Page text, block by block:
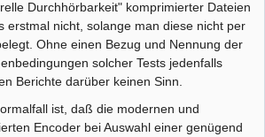
Durchhörbarkeit" komprimierter Dateien
erstmal nicht, solange man diese nicht per
Ohne einen Bezug und Nennung der
solcher Tests jedenfalls
Berichte darüber keinen Sinn.
ist, daß die modernen und
Encoder bei Auswahl einer genügend